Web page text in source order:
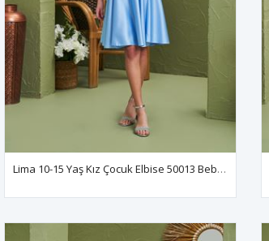
Lima 10-15 Yaş Kız Çocuk Elbise 50013 Bebe Mavi